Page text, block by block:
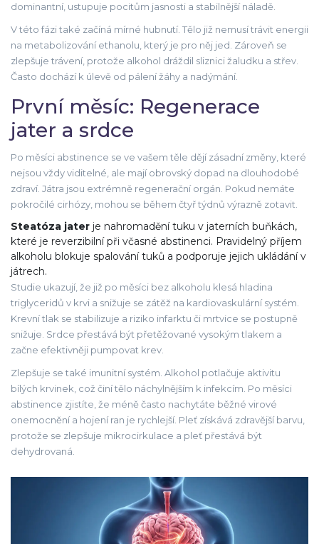
dominantní, ustupuje pocitům jasnosti a stabilnější náladě.
V této fázi také začíná mírné hubnutí. Tělo již nemusí trávit energii
na metabolizování ethanolu, který je pro něj jed. Zároveň se
zlepšuje trávení, protože alkohol dráždil sliznici žaludku a střev.
Často dochází k úlevě od pálení žáhy a nadýmání.
První měsíc: Regenerace
jater a srdce
Po měsíci abstinence se ve vašem těle dějí zásadní změny, které
nejsou vždy viditelné, ale mají obrovský dopad na dlouhodobé
zdraví. Játra jsou extrémně regenerační orgán. Pokud nemáte
pokročilé cirhózy, mohou se během čtyř týdnů výrazně zotavit.
Steatóza jater je nahromadění tuku v jaterních buňkách,
které je reverzibilní při včasné abstinenci. Pravidelný příjem
alkoholu blokuje spalování tuků a podporuje jejich ukládání v
játrech.
Studie ukazují, že již po měsíci bez alkoholu klesá hladina
triglyceridů v krvi a snižuje se zátěž na kardiovaskulární systém.
Krevní tlak se stabilizuje a riziko infarktu či mrtvice se postupně
snižuje. Srdce přestává být přetěžované vysokým tlakem a
začne efektivněji pumpovat krev.
Zlepšuje se také imunitní systém. Alkohol potlačuje aktivitu
bílých krvinek, což činí tělo náchylnějším k infekcím. Po měsíci
abstinence zjistíte, že méně často nachytáte běžné virové
onemocnění a hojení ran je rychlejší. Pleť získává zdravější barvu,
protože se zlepšuje mikrocirkulace a pleť přestává být
dehydrovaná.